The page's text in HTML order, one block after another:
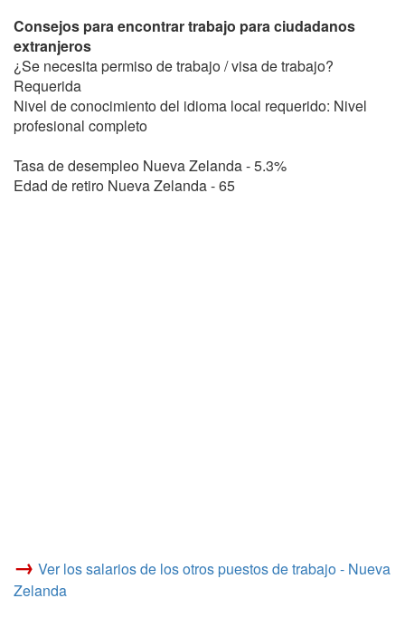
Consejos para encontrar trabajo para ciudadanos
extranjeros
¿Se necesita permiso de trabajo / visa de trabajo?
Requerida
Nivel de conocimiento del idioma local requerido: Nivel
profesional completo
Tasa de desempleo Nueva Zelanda - 5.3%
Edad de retiro Nueva Zelanda - 65
→ Ver los salarios de los otros puestos de trabajo - Nueva
Zelanda